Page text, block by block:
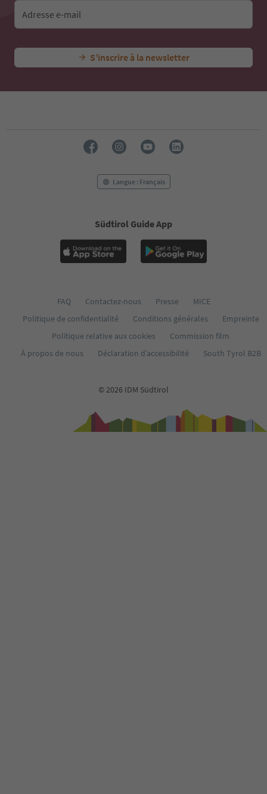
Adresse e-mail
S’inscrire à la newsletter
Langue : Français
Südtirol Guide App
FAQ Contactez-nous Presse
MICE
Politique de confidentialité
Conditions générales
Empreinte
Politique relative aux cookies
Commission film
À propos de nous
Déclaration d’accessibilité South Tyrol B2B
© 2026 IDM Südtirol